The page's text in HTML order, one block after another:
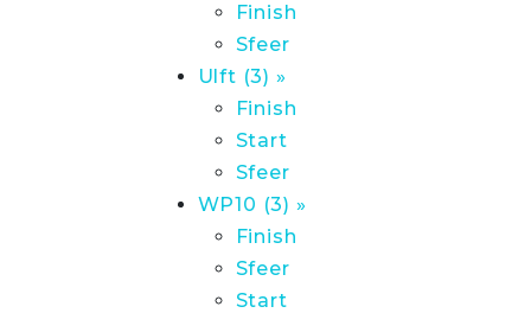
Finish
Sfeer
Ulft (3) »
Finish
Start
Sfeer
WP10 (3) »
Finish
Sfeer
Start